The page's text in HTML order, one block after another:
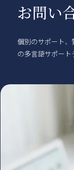
よくある質問
お問い
個別のサポート
の多言語サポート